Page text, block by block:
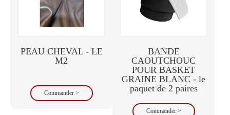
PEAU CHEVAL - LE
M2
Commander >
BANDE
CAOUTCHOUC
POUR BASKET
GRAINE BLANC - le
paquet de 2 paires
Commander >